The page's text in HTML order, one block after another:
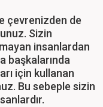
çevrenizden de
Sizin
insanlardan
başkalarında
için kullanan
Bu sebeple sizin